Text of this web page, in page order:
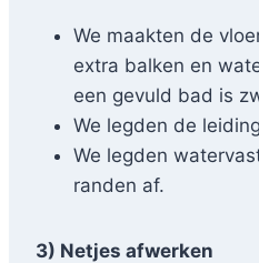
We maakten de
extra balken en
een gevuld bad is
We legden de
We legden
randen af.
3) Netjes afwerken